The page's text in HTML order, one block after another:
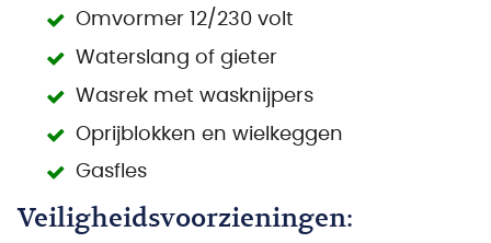
Omvormer 12/230 volt
Waterslang of gieter
Wasrek met wasknijpers
Oprijblokken en wielkeggen
Gasfles
Veiligheidsvoorzieningen: